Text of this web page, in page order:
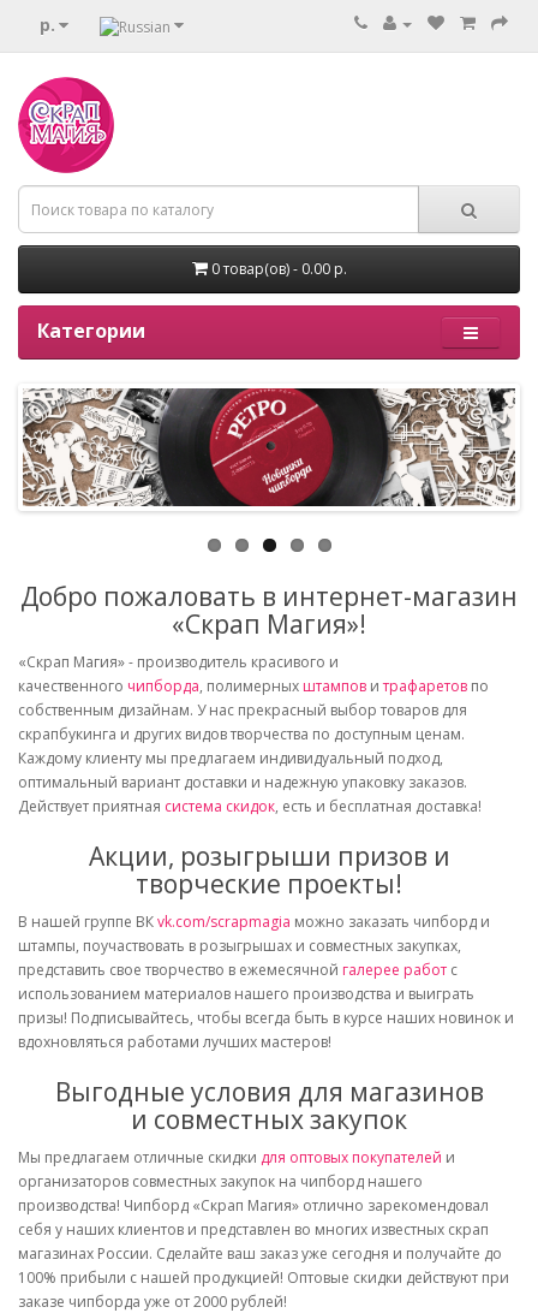
р.
0 товар(ов) - 0.00 р.
Категории
Добро пожаловать в интернет-магазин
«Скрап Магия»!
«Скрап Магия» - производитель красивого и
качественного чипборда, полимерных штампов итрафаретов по
собственным дизайнам. У нас прекрасный выбор товаров для
скрапбукинга и других видов творчества по доступным ценам.
Каждому клиенту мы предлагаем индивидуальный подход,
оптимальный вариант доставки и надежную упаковку заказов.
Действует приятная система скидок, есть и бесплатная доставка!
Акции, розыгрыши призов и
творческие проекты!
В нашей группе ВКvk.com/scrapmagia можно заказать чипборд и
штампы, поучаствовать в розыгрышах и совместных закупках,
представить свое творчество в ежемесячной галерее работ с
использованием материалов нашего производства и выиграть
призы! Подписывайтесь, чтобы всегда быть в курсе наших новинок и
вдохновляться работами лучших мастеров!
Выгодные условия для магазинов
и совместных закупок
Мы предлагаем отличные скидки для оптовых покупателей и
организаторов совместных закупок на чипборд нашего
производства! Чипборд «Скрап Магия» отлично зарекомендовал
себя у наших клиентов и представлен во многих известных скрап
магазинах России. Сделайте ваш заказ уже сегодня и получайте до
100% прибыли с нашей продукцией! Оптовые скидки действуют при
заказе чипборда уже от 2000 рублей!